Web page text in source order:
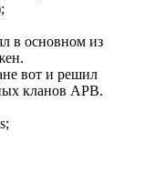
в основном из
вот и решил
кланов APB.